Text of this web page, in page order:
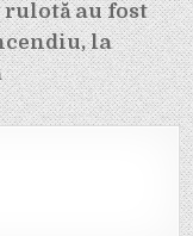
rulotă au fost
la